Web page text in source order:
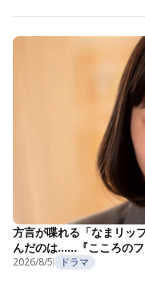
方言が喋れる「なまリッ
んだのは……『こころの
2026/8/5 ドラマ